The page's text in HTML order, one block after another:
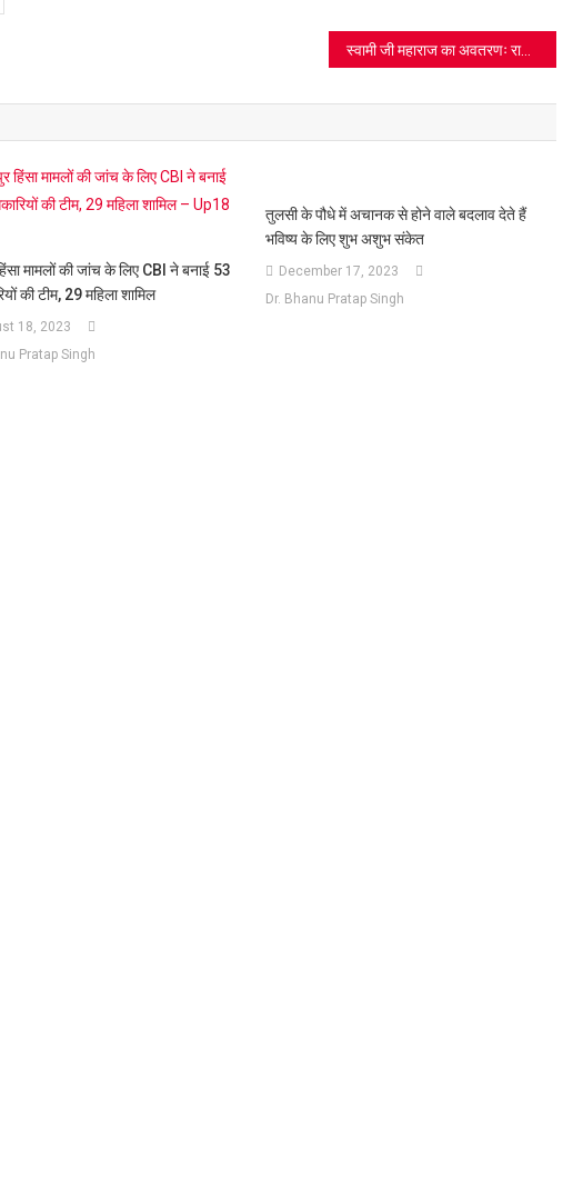
स्वामी जी महाराज का अवतरणः राधास्वामी मत ने दुनिया को क्या दिया, पढ़िए दादाजी महाराज का आलेख
मामलों की जांच के लिए CBI ने बनाई 53
की टीम, 29 महिला शामिल
18, 2023
Pratap Singh
तुलसी के पौधे में अचानक से होने वाले बदलाव देते हैं
भविष्य के लिए शुभ अशुभ संकेत
December 17, 2023
Dr. Bhanu Pratap Singh